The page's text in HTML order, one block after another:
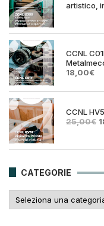
artistico,
CCNL
Il
originale
25,00€.
18,00€Il
CCNL
25,00€ Il
CATEGORIE